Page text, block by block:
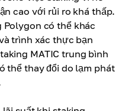
cao với rủi ro khá thấp.
có thể khác
trình xác thực bạn
MATIC trung bình
thể thay đổi do lạm phát